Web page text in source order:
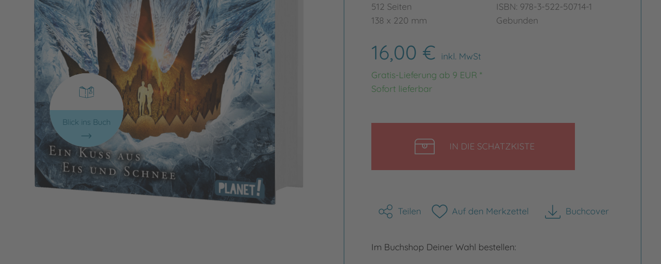
Blick ins Buch
512 Seiten
138 x 220 mm
ISBN: 978-3-522-50714-1
Gebunden
16,00 € inkl. MwSt
Gratis-Lieferung ab 9 EUR *
Sofort lieferbar
IN DIE SCHATZKISTE
Teilen Auf den Merkzettel Buchcover
herunterladen
Im Buchshop Deiner Wahl bestellen: